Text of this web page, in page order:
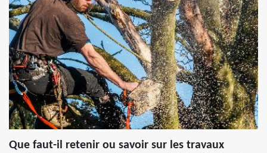
Que faut-il retenir ou savoir sur les travaux